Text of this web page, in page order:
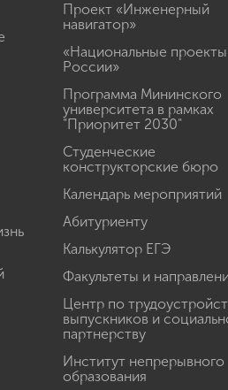
Проект «Инженерный
навигатор»
«Национальные проекты
России»
Программа Мининского
университета в рамках
"Приоритет 2030"
Студенческие
конструкторские бюро
Календарь мероприятий
Абитуриенту
Калькулятор ЕГЭ
Факультеты и
Центр по
выпускников и
партнерству
Институт непрерывного
образования